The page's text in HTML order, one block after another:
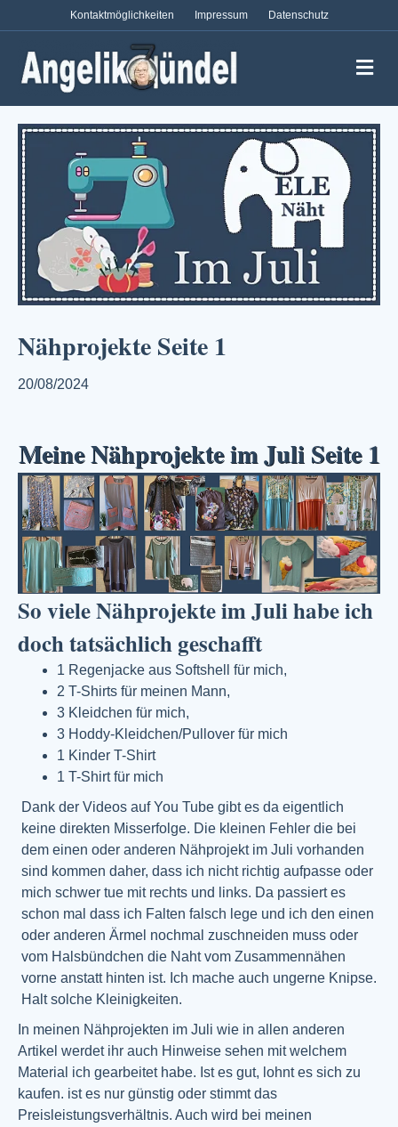
Kontaktmöglichkeiten Impressum Datenschutz
Nähprojekte Seite 1
20/08/2024
Meine Nähprojekte im Juli Seite 1
So viele Nähprojekte im Juli habe ich
doch tatsächlich geschafft
1 Regenjacke aus Softshell für mich,
2 T-Shirts für meinen Mann,
3 Kleidchen für mich,
3 Hoddy-Kleidchen/Pullover für mich
1 Kinder T-Shirt
1 T-Shirt für mich
Dank der Videos auf You Tube gibt es da eigentlich
keine direkten Misserfolge. Die kleinen Fehler die bei
dem einen oder anderen Nähprojekt im Juli vorhanden
sind kommen daher, dass ich nicht richtig aufpasse oder
mich schwer tue mit rechts und links. Da passiert es
schon mal dass ich Falten falsch lege und ich den einen
oder anderen Ärmel nochmal zuschneiden muss oder
vom Halsbündchen die Naht vom Zusammennähen
vorne anstatt hinten ist. Ich mache auch ungerne Knipse.
Halt solche Kleinigkeiten.
In meinen Nähprojekten im Juli wie in allen anderen
Artikel werdet ihr auch Hinweise sehen mit welchem
Material ich gearbeitet habe. Ist es gut, lohnt es sich zu
kaufen. ist es nur günstig oder stimmt das
Preisleistungsverhältnis. Auch wird bei meinen